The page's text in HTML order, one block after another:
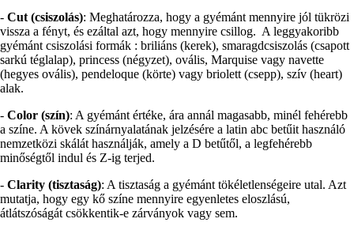
- Cut (csiszolás): Meghatározza, hogy a gyémánt mennyire jól tükrözi
vissza a fényt, és ezáltal azt, hogy mennyire csillog. A leggyakoribb
gyémánt csiszolási formák : briliáns (kerek), smaragdcsiszolás (csapott
sarkú téglalap), princess (négyzet), ovális, Marquise vagy navette
(hegyes ovális), pendeloque (körte) vagy briolett (csepp), szív (heart)
alak.
- Color (szín): A gyémánt értéke, ára annál magasabb, minél fehérebb
a színe. A kövek színárnyalatának jelzésére a latin abc betűit használó
nemzetközi skálát használják, amely a D betűtől, a legfehérebb
minőségtől indul és Z-ig terjed.
- Clarity (tisztaság): A tisztaság a gyémánt tökéletlenségeire utal. Azt
mutatja, hogy egy kő színe mennyire egyenletes eloszlású,
átlátszóságát csökkentik-e zárványok vagy sem.